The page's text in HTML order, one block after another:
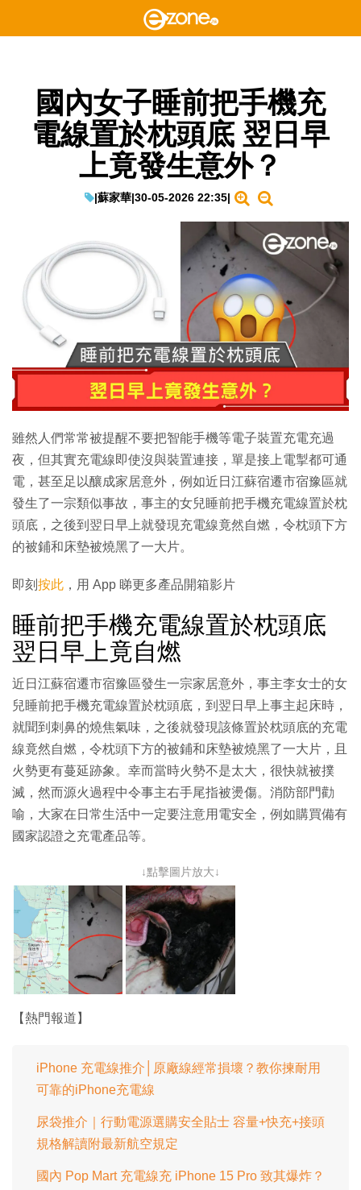
國內女子睡前把手機充
電線置於枕頭底 翌日早
上竟發生意外？
|蘇家華|30-05-2026 22:35|
雖然人們常常被提醒不要把智能手機等電子裝置充電充過
夜，但其實充電線即使沒與裝置連接，單是接上電掣都可通
電，甚至足以釀成家居意外，例如近日江蘇宿遷市宿豫區就
發生了一宗類似事故，事主的女兒睡前把手機充電線置於枕
頭底，之後到翌日早上就發現充電線竟然自燃，令枕頭下方
的被鋪和床墊被燒黑了一大片。
即刻 按此 ，用 App 睇更多產品開箱影片
睡前把手機充電線置於枕頭底
翌日早上竟自燃
近日江蘇宿遷市宿豫區發生一宗家居意外，事主李女士的女
兒睡前把手機充電線置於枕頭底，到翌日早上事主起床時，
就聞到刺鼻的燒焦氣味，之後就發現該條置於枕頭底的充電
線竟然自燃，令枕頭下方的被鋪和床墊被燒黑了一大片，且
火勢更有蔓延跡象。幸而當時火勢不是太大，很快就被撲
滅，然而源火過程中令事主右手尾指被燙傷。消防部門勸
喻，大家在日常生活中一定要注意用電安全，例如購買備有
國家認證之充電產品等。
↓點擊圖片放大↓
【熱門報道】
iPhone 充電線推介│原廠線經常損壞？教你揀耐用
可靠的iPhone充電線
尿袋推介｜行動電源選購安全貼士 容量+快充+接頭
規格解讀附最新航空規定
國內 Pop Mart 充電線充 iPhone 15 Pro 致其爆炸？